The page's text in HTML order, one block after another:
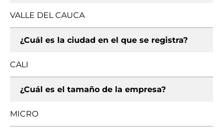
VALLE DEL CAUCA
¿Cuál es la ciudad en el que se registra?
CALI
¿Cuál es el tamaño de la empresa?
MICRO